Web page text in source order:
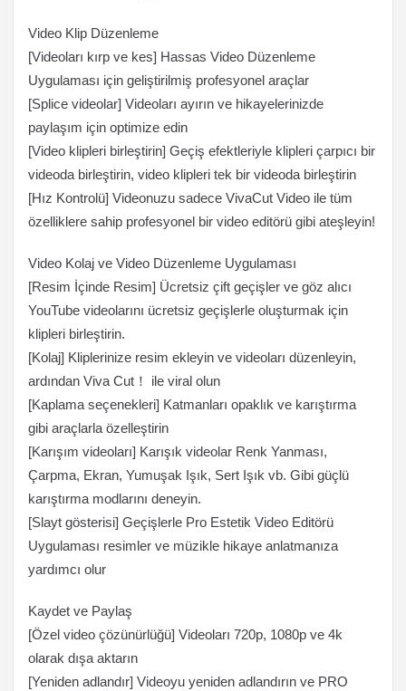
Video Klip Düzenleme
[Videoları kırp ve kes] Hassas Video Düzenleme
Uygulaması için geliştirilmiş profesyonel araçlar
[Splice videolar] Videoları ayırın ve hikayelerinizde
paylaşım için optimize edin
[Video klipleri birleştirin] Geçiş efektleriyle klipleri çarpıcı bir
videoda birleştirin, video klipleri tek bir videoda birleştirin
[Hız Kontrolü] Videonuzu sadece VivaCut Video ile tüm
özelliklere sahip profesyonel bir video editörü gibi ateşleyin!
Video Kolaj ve Video Düzenleme Uygulaması
[Resim İçinde Resim] Ücretsiz çift geçişler ve göz alıcı
YouTube videolarını ücretsiz geçişlerle oluşturmak için
klipleri birleştirin.
[Kolaj] Kliplerinize resim ekleyin ve videoları düzenleyin,
ardından Viva Cut！ ile viral olun
[Kaplama seçenekleri] Katmanları opaklık ve karıştırma
gibi araçlarla özelleştirin
[Karışım videoları] Karışık videolar Renk Yanması,
Çarpma, Ekran, Yumuşak Işık, Sert Işık vb. Gibi güçlü
karıştırma modlarını deneyin.
[Slayt gösterisi] Geçişlerle Pro Estetik Video Editörü
Uygulaması resimler ve müzikle hikaye anlatmanıza
yardımcı olur
Kaydet ve Paylaş
[Özel video çözünürlüğü] Videoları 720p, 1080p ve 4k
olarak dışa aktarın
[Yeniden adlandır] Videoyu yeniden adlandırın ve PRO